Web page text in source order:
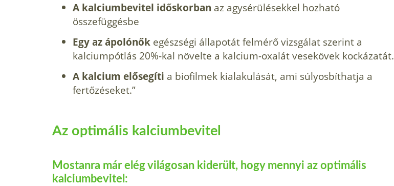
A kalciumbevitel időskorban az agysérülésekkel hozható
összefüggésbe
Egy az ápolónők egészségi állapotát felmérő vizsgálat szerint a
kalciumpótlás 20%-kal növelte a kalcium-oxalát vesekövek kockázatát.
A kalcium elősegíti a biofilmek kialakulását, ami súlyosbíthatja a
fertőzéseket.”
Az optimális kalciumbevitel
Mostanra már elég világosan kiderült, hogy mennyi az optimális
kalciumbevitel: